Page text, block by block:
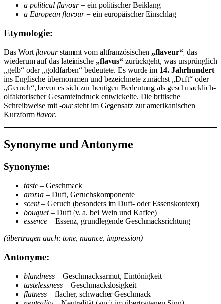
a political flavour= ein politischer Beiklang
a European flavour= ein europäischer Einschlag
Etymologie:
Das Wort flavourstammt vom altfranzösischen „flaveur“, das
wiederum auf das lateinische „flavus“ zurückgeht, was ursprünglich
„gelb“ oder „goldfarben“ bedeutete. Es wurde im 14. Jahrhundert
ins Englische übernommen und bezeichnete zunächst „Duft“ oder
„Geruch“, bevor es sich zur heutigen Bedeutung als geschmacklich-
olfaktorischer Gesamteindruck entwickelte. Die britische
Schreibweise mit -oursteht im Gegensatz zur amerikanischen
Kurzform flavor.
Synonyme und Antonyme
Synonyme:
taste – Geschmack
aroma – Duft, Geruchskomponente
scent– Geruch (besonders im Duft- oder Essenskontext)
bouquet– Duft (v. a. bei Wein und Kaffee)
essence – Essenz, grundlegende Geschmacksrichtung
(übertragen auch: tone, nuance, impression)
Antonyme:
blandness – Geschmacksarmut, Eintönigkeit
tastelessness – Geschmackslosigkeit
flatness – flacher, schwacher Geschmack